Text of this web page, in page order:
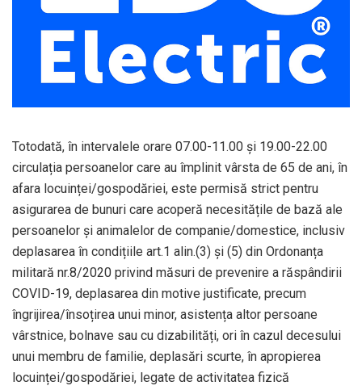
Totodată, în intervalele orare 07.00-11.00 și 19.00-22.00
circulația persoanelor care au împlinit vârsta de 65 de ani, în
afara locuinței/gospodăriei, este permisă strict pentru
asigurarea de bunuri care acoperă necesitățile de bază ale
persoanelor și animalelor de companie/domestice, inclusiv
deplasarea în condițiile art.1 alin.(3) și (5) din Ordonanța
militară nr.8/2020 privind măsuri de prevenire a răspândirii
COVID-19, deplasarea din motive justificate, precum
îngrijirea/însoțirea unui minor, asistența altor persoane
vârstnice, bolnave sau cu dizabilități, ori în cazul decesului
unui membru de familie, deplasări scurte, în apropierea
locuinței/gospodăriei, legate de activitatea fizică